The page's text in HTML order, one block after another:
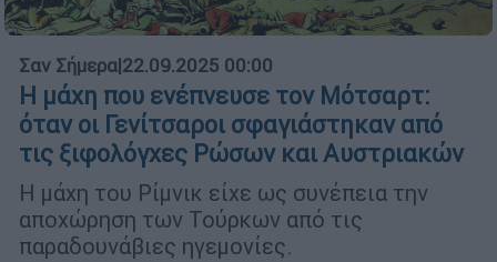
Σαν Σήμερα|22.09.2025 00:00
Η μάχη που ενέπνευσε τον Μότσαρτ:
όταν οι Γενίτσαροι σφαγιάστηκαν από
τις ξιφολόγχες Ρώσων και Αυστριακών
Η μάχη του Ρίμνικ είχε ως συνέπεια την
αποχώρηση των Τούρκων από τις
παραδουνάβιες ηγεμονίες.